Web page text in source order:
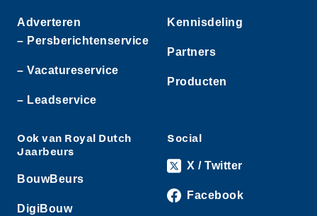
Adverteren
– Persberichtenservice
– Vacatureservice
– Leadservice
Kennisdeling
Partners
Producten
Ook van Royal Dutch
Jaarbeurs
BouwBeurs
DigiBouw
Social
X / Twitter
Facebook